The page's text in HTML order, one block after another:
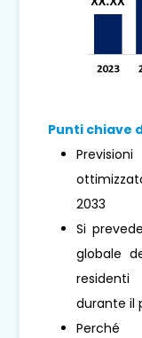
Punti chiave
2033
Si
globale
residenti
durante il